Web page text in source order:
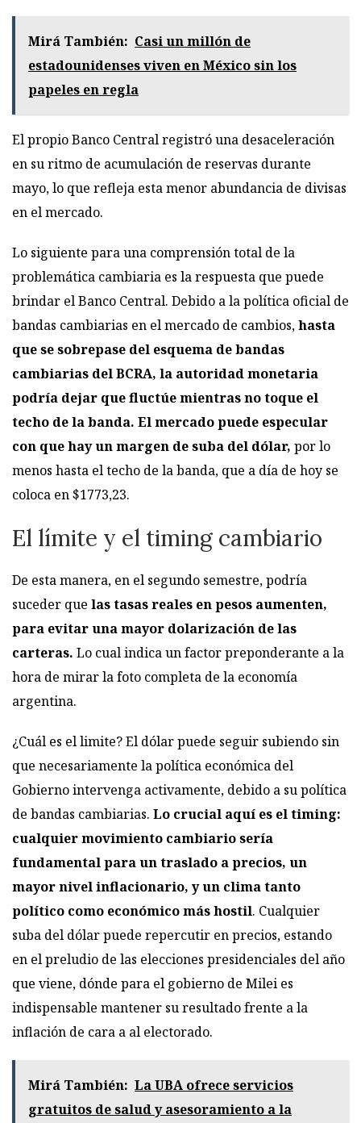
Mirá También: Casi un millón de
estadounidenses viven en México sin los
papeles en regla
El propio Banco Central registró una desaceleración
en su ritmo de acumulación de reservas durante
mayo, lo que refleja esta menor abundancia de divisas
en el mercado.
Lo siguiente para una comprensión total de la
problemática cambiaria es la respuesta que puede
brindar el Banco Central. Debido a la política oficial de
bandas cambiarias en el mercado de cambios,hasta
que se sobrepase del esquema de bandas
cambiarias del BCRA, la autoridad monetaria
podría dejar que fluctúe mientras no toque el
techo de la banda. El mercado puede especular
con que hay un margen de suba del dólar, por lo
menos hasta el techo de la banda, que a día de hoy se
coloca en $1773,23.
El límite y el timing cambiario
De esta manera, en el segundo semestre, podría
suceder que las tasas reales en pesos aumenten,
para evitar una mayor dolarización de las
carteras. Lo cual indica un factor preponderante a la
hora de mirar la foto completa de la economía
argentina.
¿Cuál es el limite? El dólar puede seguir subiendo sin
que necesariamente la política económica del
Gobierno intervenga activamente, debido a su política
de bandas cambiarias. Lo crucial aquí es el timing:
cualquier movimiento cambiario sería
fundamental para un traslado a precios, un
mayor nivel inflacionario, y un clima tanto
político como económico más hostil. Cualquier
suba del dólar puede repercutir en precios, estando
en el preludio de las elecciones presidenciales del año
que viene, dónde para el gobierno de Milei es
indispensable mantener su resultado frente a la
inflación de cara a al electorado.
Mirá También: La UBA ofrece servicios
gratuitos de salud y asesoramiento a la